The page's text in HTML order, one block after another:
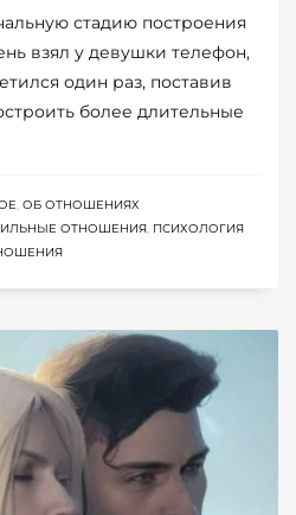
стадию построения
взял у девушки телефон,
один раз, поставив
более длительные
, ОБ ОТНОШЕНИЯХ
ОТНОШЕНИЯ, ПСИХОЛОГИЯ